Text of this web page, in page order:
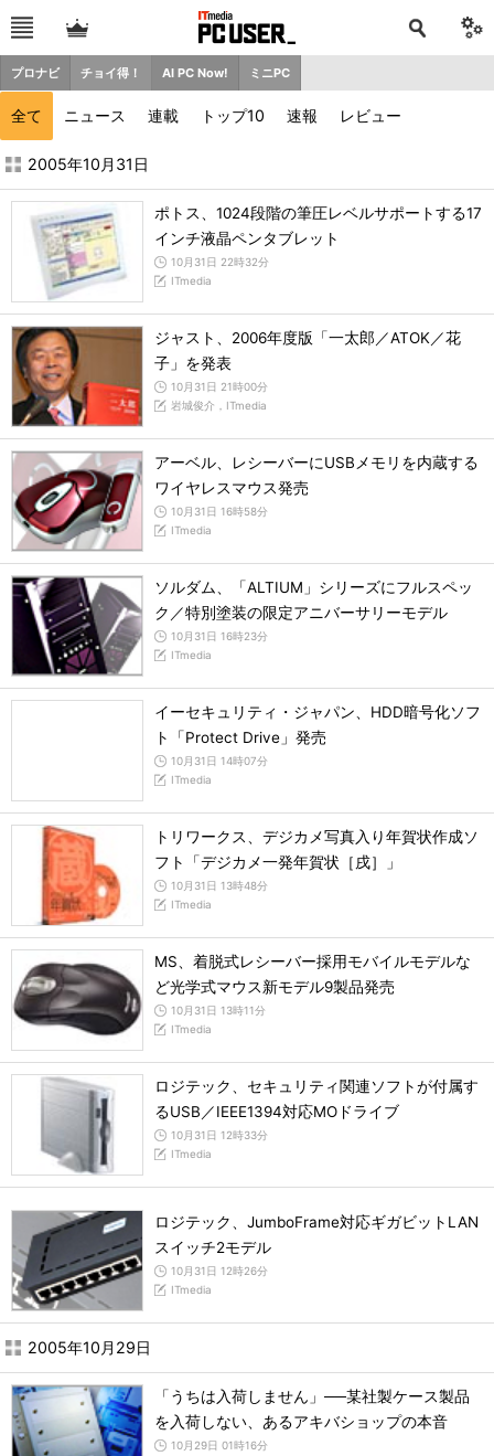
プロナビ チョイ得！ AI PC Now! ミニPC
全て ニュース 連載 トップ10 速報 レビュー
2005年10月の記事一覧 - ITmedia PC USER
2005年10月31日
ポトス、1024段階の筆圧レベルサポートする17
インチ液晶ペンタブレット
10月31日 22時32分
ITmedia
ジャスト、2006年度版「一太郎／ATOK／花
子」を発表
10月31日 21時00分
岩城俊介，ITmedia
アーベル、レシーバーにUSBメモリを内蔵する
ワイヤレスマウス発売
10月31日 16時58分
ITmedia
ソルダム、「ALTIUM」シリーズにフルスペッ
ク／特別塗装の限定アニバーサリーモデル
10月31日 16時23分
ITmedia
イーセキュリティ・ジャパン、HDD暗号化ソフ
ト「Protect Drive」発売
10月31日 14時07分
ITmedia
トリワークス、デジカメ写真入り年賀状作成ソ
フト「デジカメ一発年賀状［戌］」
10月31日 13時48分
ITmedia
MS、着脱式レシーバー採用モバイルモデルな
ど光学式マウス新モデル9製品発売
10月31日 13時11分
ITmedia
ロジテック、セキュリティ関連ソフトが付属す
るUSB／IEEE1394対応MOドライブ
10月31日 12時33分
ITmedia
ロジテック、JumboFrame対応ギガビットLAN
スイッチ2モデル
10月31日 12時26分
ITmedia
2005年10月29日
「うちは入荷しません」──某社製ケース製品
を入荷しない、あるアキバショップの本音
10月29日 01時16分